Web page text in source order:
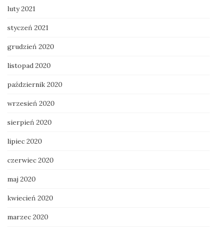
luty 2021
styczeń 2021
grudzień 2020
listopad 2020
październik 2020
wrzesień 2020
sierpień 2020
lipiec 2020
czerwiec 2020
maj 2020
kwiecień 2020
marzec 2020